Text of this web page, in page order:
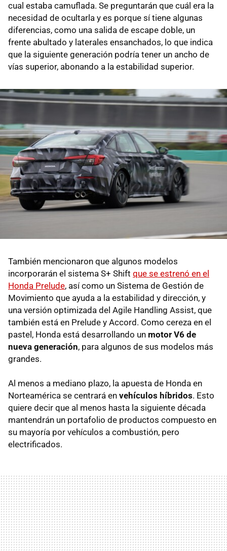
cual estaba camuflada. Se preguntarán que cuál era la
necesidad de ocultarla y es porque sí tiene algunas
diferencias, como una salida de escape doble, un
frente abultado y laterales ensanchados, lo que indica
que la siguiente generación podría tener un ancho de
vías superior, abonando a la estabilidad superior.
También mencionaron que algunos modelos
incorporarán el sistema S+ Shift que se estrenó en el
Honda Prelude, así como un Sistema de Gestión de
Movimiento que ayuda a la estabilidad y dirección, y
una versión optimizada del Agile Handling Assist, que
también está en Prelude y Accord. Como cereza en el
pastel, Honda está desarrollando un motor V6 de
nueva generación, para algunos de sus modelos más
grandes.
Al menos a mediano plazo, la apuesta de Honda en
Norteamérica se centrará en vehículos híbridos. Esto
quiere decir que al menos hasta la siguiente década
mantendrán un portafolio de productos compuesto en
su mayoría por vehículos a combustión, pero
electrificados.